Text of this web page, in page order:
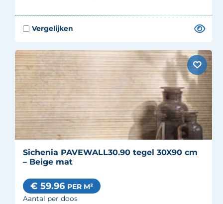
Sichenia PAVEWALL30.90 tegel 30X90 cm
– Beige mat
€ 59.96 PER M²
Aantal per doos